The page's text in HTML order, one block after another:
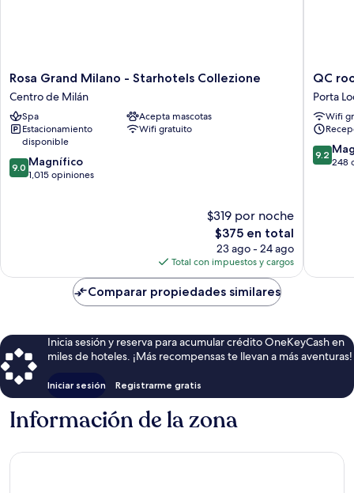
Rosa
Grand
Milano
-
Starhotels
Collezione
Centro
de
Rosa Grand Milano - Starhotels Collezione
Centro de Milán
Spa
Acepta mascotas
Estacionamiento
disponible
Wifi gratuito
9.0
de
9.0 Magnífico
1,015 opiniones
$319 por noche
El
precio
actual
es
de
$375
$375 en total
23 ago - 24 ago
Total con impuestos y cargos
QC
room
Milano
Porta
Romana
Porta
QC
Porta
Wifi
9.2
de
9.2
248
Comparar propiedades similares
Inicia sesión y reserva para acumular crédito OneKeyCash en
miles de hoteles. ¡Más recompensas te llevan a más aventuras!
Iniciar sesión Registrarme gratis
Información de la zona